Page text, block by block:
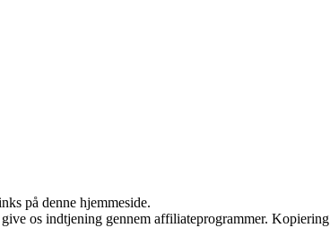
på denne hjemmeside.
os indtjening gennem affiliateprogrammer.